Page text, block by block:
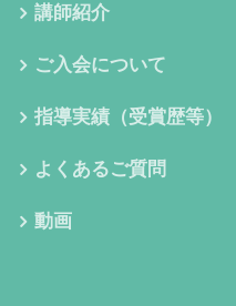
講師紹介
ご入会について
指導実績（受賞歴等）
よくあるご質問
動画